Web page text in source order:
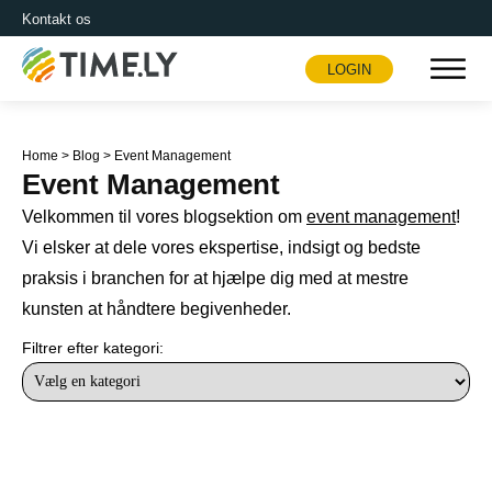
Kontakt os
Timely
LOGIN
Home > Blog > Event Management
Event Management
Velkommen til vores blogsektion om event management!
Vi elsker at dele vores ekspertise, indsigt og bedste
praksis i branchen for at hjælpe dig med at mestre
kunsten at håndtere begivenheder.
Filtrer efter kategori: